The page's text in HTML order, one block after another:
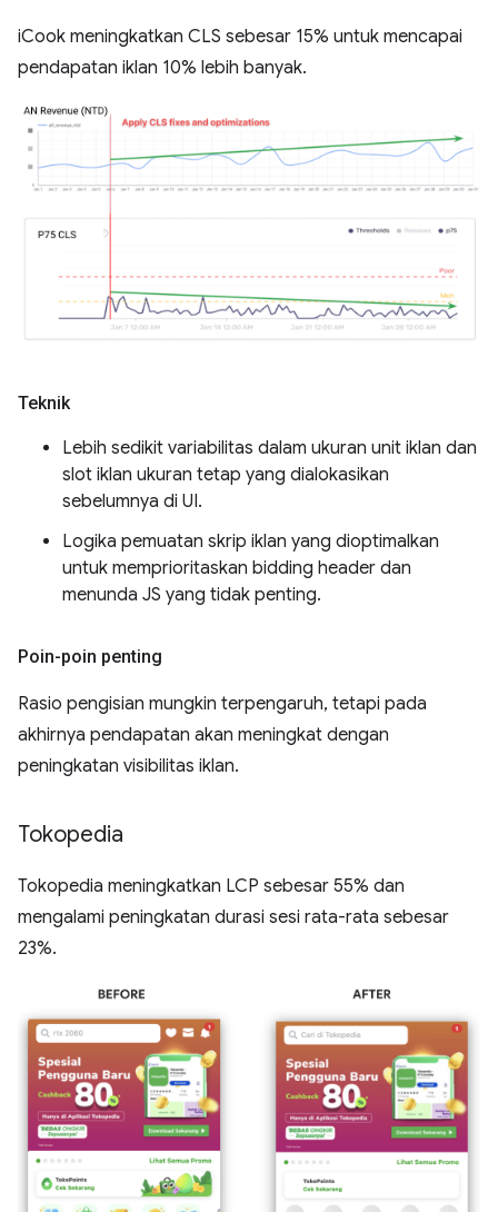
iCook meningkatkan CLS sebesar 15% untuk mencapai
pendapatan iklan 10% lebih banyak.
Teknik
Lebih sedikit variabilitas dalam ukuran unit iklan dan
slot iklan ukuran tetap yang dialokasikan
sebelumnya di UI.
Logika pemuatan skrip iklan yang dioptimalkan
untuk memprioritaskan bidding header dan
menunda JS yang tidak penting.
Poin-poin penting
Rasio pengisian mungkin terpengaruh, tetapi pada
akhirnya pendapatan akan meningkat dengan
peningkatan visibilitas iklan.
Tokopedia
Tokopedia meningkatkan LCP sebesar 55% dan
mengalami peningkatan durasi sesi rata-rata sebesar
23%.